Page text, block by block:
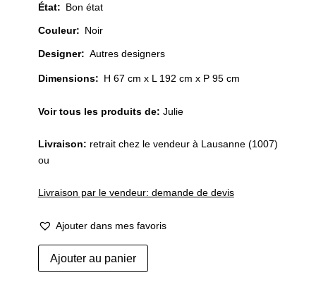
État: Bon état
Couleur: Noir
Designer: Autres designers
Dimensions: H 67 cm x L 192 cm x P 95 cm
Voir tous les produits de: Julie
Livraison: retrait chez le vendeur à Lausanne (1007)
ou
Livraison par le vendeur: demande de devis
Ajouter dans mes favoris
quantité
de
Ajouter au panier